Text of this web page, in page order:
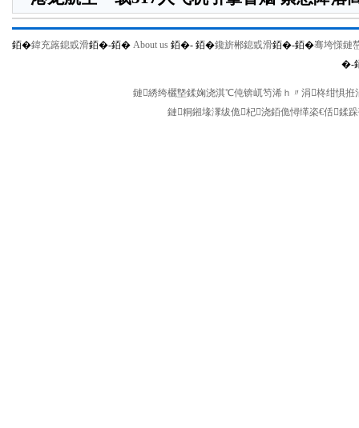
銆�鍏充簬鎴戜滑銆�-銆� About us 銆�- 銆�鑱旂郴鎴戜滑銆�-銆�骞垮憡鏈
�-
鏈綉绔欐墍鍒婅浇淇℃伅锛屼笉浠ｈ〃涓柊绀惧
鏈粡鎺堟潈绂佹杞浇銆佹憳缂栥€佸鍒